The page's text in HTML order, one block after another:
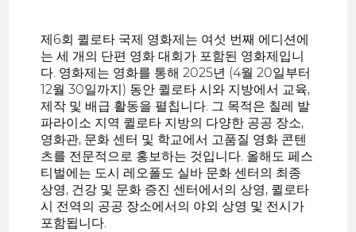
제6회 퀼로타 국제 영화제는 여섯 번째 에디션에
는 세 개의 단편 영화 대회가 포함된 영화제입니
다. 영화제는 영화를 통해 2025년 (4월 20일부터
12월 30일까지) 동안 퀼로타 시와 지방에서 교육,
제작 및 배급 활동을 펼칩니다. 그 목적은 칠레 발
파라이소 지역 퀼로타 지방의 다양한 공공 장소,
영화관, 문화 센터 및 학교에서 고품질 영화 콘텐
츠를 전문적으로 홍보하는 것입니다. 올해도 페스
티벌에는 도시 레오폴도 실바 문화 센터의 최종
상영, 건강 및 문화 증진 센터에서의 상영, 퀼로타
시 전역의 공공 장소에서의 야외 상영 및 전시가
포함됩니다.